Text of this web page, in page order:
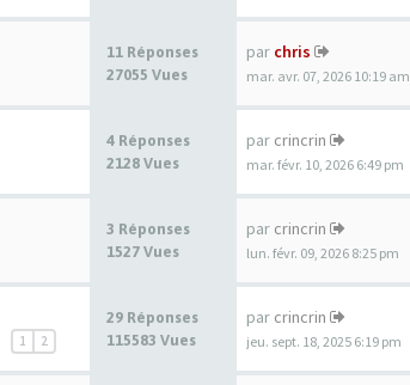
11 Réponses
27055 Vues
par chris
mar. avr. 07, 2026 10:19 am
4 Réponses
2128 Vues
par crincrin
mar. févr. 10, 2026 6:49 pm
3 Réponses
1527 Vues
par crincrin
lun. févr. 09, 2026 8:25 pm
1 2
29 Réponses
115583 Vues
par crincrin
jeu. sept. 18, 2025 6:19 pm